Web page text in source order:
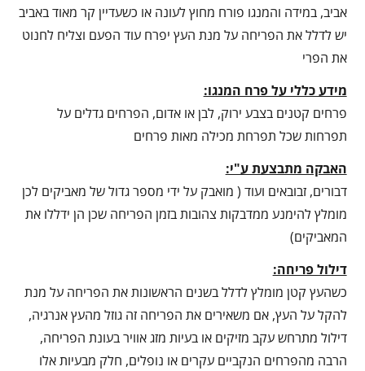
אביב, במידה והמנגו פורח מחוץ לעונה או כשעדיין קר מאוד באביב
יש לדלל את הפריחה על מנת העץ יפרח עוד הפעם וצליח לחנוט
את הפרי
מידע כללי על פרח המנגו:
פרחים קטנים בצבע ירוק, לבן או אדום, הפרחים גדלים על
תפרחות שכל תפרחת מכילה מאות פרחים
האבקה מתבצעת ע"י:
דבורים, זבובאים ועוד ( מואבק על ידי מספר גדול של מאביקים לכן
מומלץ להימנע ממדבקות צהובות בזמן הפריחה שכן הן ידללו את
המאביקים)
דילול פריחה:
כשהעץ קטן מומלץ לדלל בשנים הראשונות את הפריחה על מנת
להקל על העץ, אם משאירים את הפריחה זה גוזל מהעץ אנרגיה,
דילול מתרחש עקב מזיקים או בעיות מזג אוויר בעונת הפריחה,
הרבה מהפרחים הנקביים עקרים או נופלים, חלק מבעיות אלו